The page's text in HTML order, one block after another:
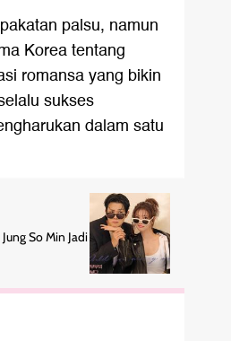
palsu, namun
Korea tentang
romansa yang bikin
sukses
dalam satu
So Min Jadi